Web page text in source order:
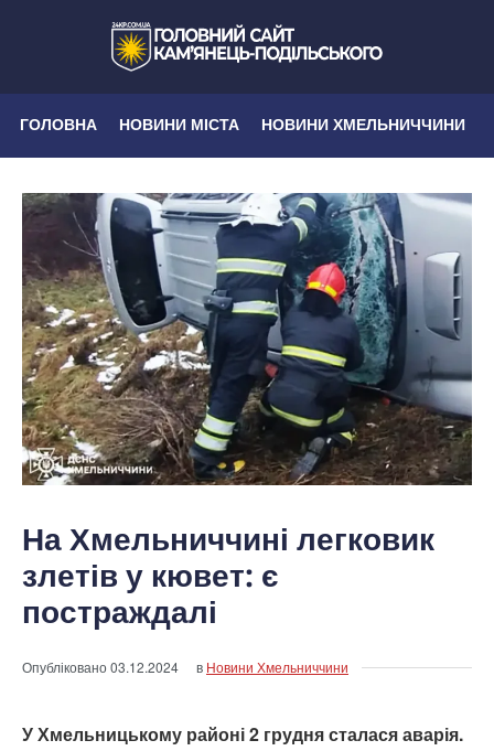
ГОЛОВНА НОВИНИ МІСТА НОВИНИ ХМЕЛЬНИЧЧИНИ
На Хмельниччині легковик
злетів у кювет: є
постраждалі
Опубліковано03.12.2024 в Новини Хмельниччини
У Хмельницькому районі 2 грудня сталася аварія.